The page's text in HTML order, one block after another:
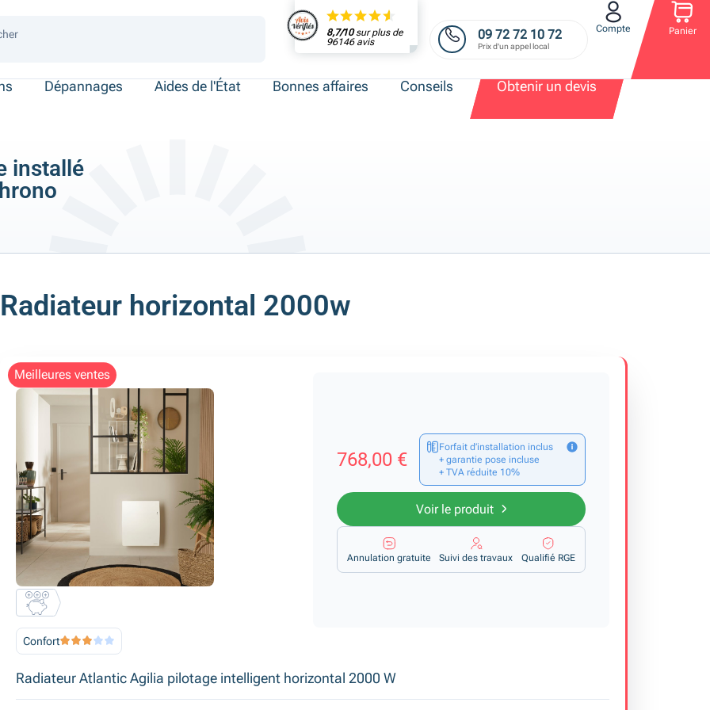
place
8,7/10sur plus de
96146 avis
09 72 72 10 72
Prix d'un appel local
Compte Panier
Dépannages Aides de l'État Bonnes affaires Conseils Obtenir un devis
installé
Radiateur horizontal 2000w
meilleures ventes
Confort
Radiateur Atlantic Agilia pilotage intelligent horizontal 2000 W
768,00 €
Forfait d’installation inclus
+ garantie pose incluse
+ TVA réduite 10%
Voir le produit
Annulation gratuite Suivi des travaux Qualifié RGE